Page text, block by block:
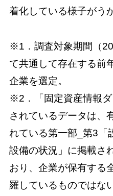
着化している様子がう
※1．調査対象期間（
て共通して存在する前
企業を選定。
※2．「固定資産情報
されているデータは、
れている第一部_第3「
設備の状況」に掲載さ
おり、企業が保有する
羅しているものではない